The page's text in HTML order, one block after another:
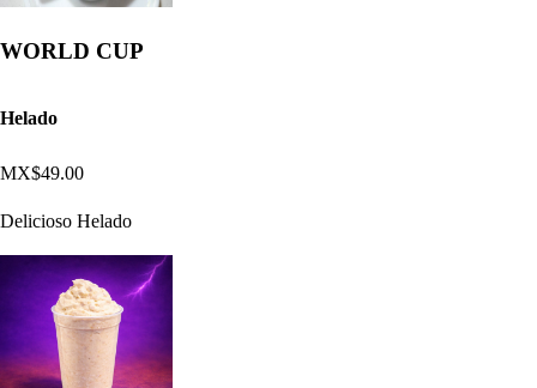
WORLD CUP
Helado
MX$49.00
Delicioso Helado